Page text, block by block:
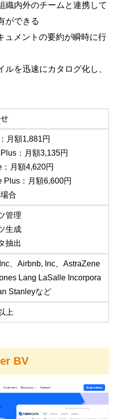
織内外のチームと連携して
ができる
ュメントの要約が瞬時に行
ルを迅速にカタログ化し、
月額1,881円
：月額3,135円
月額4,620円
Plus：月額6,600円
合
管理
生成
抽出
、Airbnb, Inc、AstraZene
Lang LaSalle Incorpora
Stanleyなど
上
BV